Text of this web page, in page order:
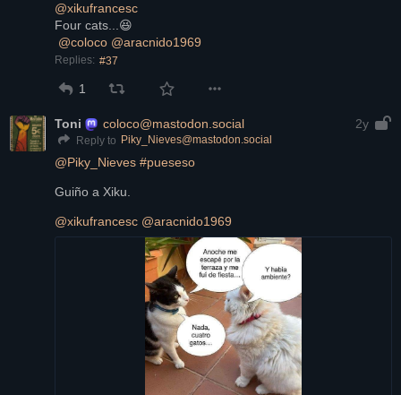
@xikufrancesc
Four cats...😆
@coloco @aracnido1969
Replies: #37
1
Toni coloco@mastodon.social 2y
Reply to Piky_Nieves@mastodon.social
@Piky_Nieves #pueseso
Guiño a Xiku.
@xikufrancesc @aracnido1969